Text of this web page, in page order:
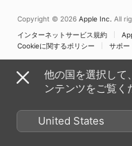
Copyright © 2026 Apple Inc. All
インターネットサービス規約
Cookieに関するポリシー
サポー
他の国を選択して
ンテンツをご覧く
United States